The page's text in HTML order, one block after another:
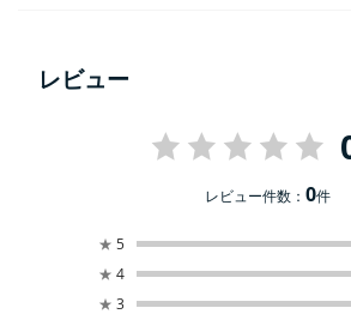
レビュー
レビュー件数：0件
★ 5
★ 4
★ 3